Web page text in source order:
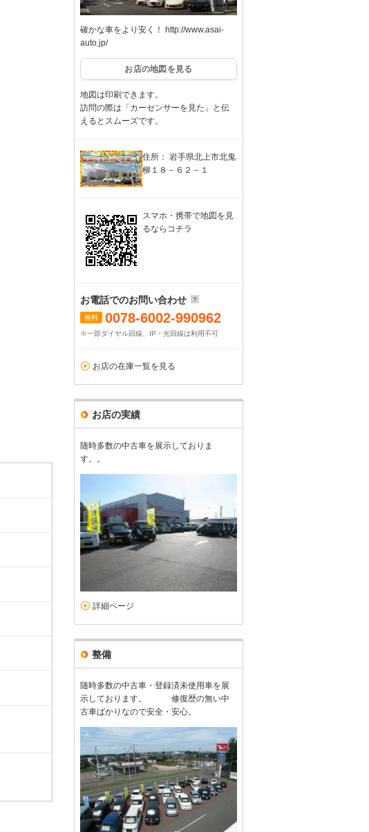
確かな車をより安く！ http://www.asai-
auto.jp/
お店の地図を見る
地図は印刷できます。
訪問の際は「カーセンサーを見た」と伝
えるとスムーズです。
住所： 岩手県北上市北鬼
柳１８－６２－１
スマホ・携帯で地図を見
るならコチラ
お電話でのお問い合わせ
無料 0078-6002-990962
※一部ダイヤル回線、IP・光回線は利用不可
お店の在庫一覧を見る
お店の実績
随時多数の中古車を展示しておりま
す。。
詳細ページ
整備
随時多数の中古車・登録済未使用車を展
示しております。 修復歴の無い中
古車ばかりなので安全・安心。